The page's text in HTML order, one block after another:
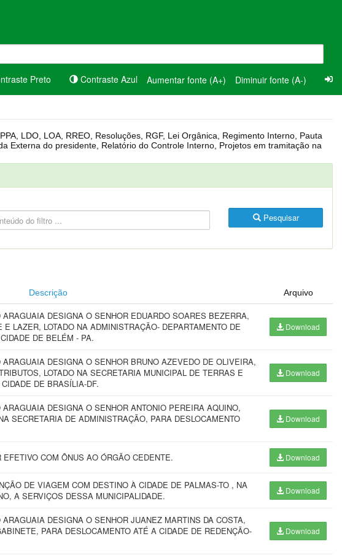
Preto Contraste Azul Aumentar fonte (A+) Diminuir fonte (A-)
Pesquisar
Descrição
Arquivo
DESIGNA O SENHOR EDUARDO SOARES BEZERRA,
LAZER, LOTADO NA ADMINISTRAÇÃO- DEPARTAMENTO DE
DE BELÉM - PA.
Download
DESIGNA O SENHOR BRUNO AZEVEDO DE OLIVEIRA,
LOTADO NA SECRETARIA MUNICIPAL DE TERRAS E
DE BRASÍLIA-DF.
Download
DESIGNA O SENHOR ANTONIO PEREIRA AQUINO,
SECRETARIA DE ADMINISTRAÇÃO, PARA DESLOCAMENTO
Download
COM ÔNUS AO ÓRGÃO CEDENTE. Download
DE VIAGEM COM DESTINO À CIDADE DE PALMAS-TO , NA
A SERVIÇOS DESSA MUNICIPALIDADE.
Download
DESIGNA O SENHOR JUANEZ MARTINS DA COSTA,
PARA DESLOCAMENTO ATÉ A CIDADE DE REDENÇÃO-
Download